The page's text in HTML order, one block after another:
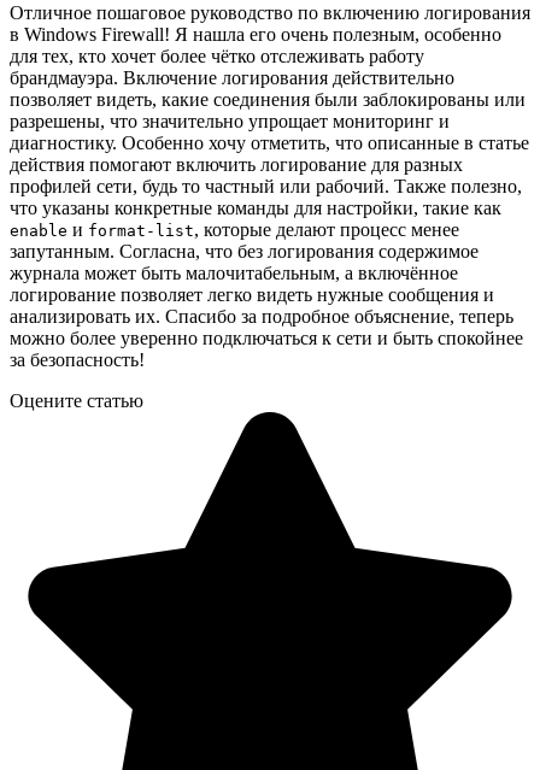
Отличное пошаговое руководство по включению логирования
в Windows Firewall! Я нашла его очень полезным, особенно
для тех, кто хочет более чётко отслеживать работу
брандмауэра. Включение логирования действительно
позволяет видеть, какие соединения были заблокированы или
разрешены, что значительно упрощает мониторинг и
диагностику. Особенно хочу отметить, что описанные в статье
действия помогают включить логирование для разных
профилей сети, будь то частный или рабочий. Также полезно,
что указаны конкретные команды для настройки, такие как
enable и format-list, которые делают процесс менее
запутанным. Согласна, что без логирования содержимое
журнала может быть малочитабельным, а включённое
логирование позволяет легко видеть нужные сообщения и
анализировать их. Спасибо за подробное объяснение, теперь
можно более уверенно подключаться к сети и быть спокойнее
за безопасность!
Оцените статью